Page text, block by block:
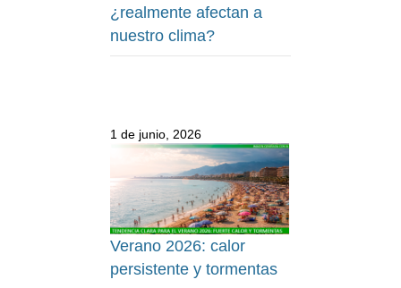
¿realmente afectan a
nuestro clima?
1 de junio, 2026
Verano 2026: calor
persistente y tormentas